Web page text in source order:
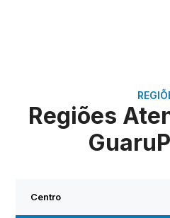
Regiões
Centro